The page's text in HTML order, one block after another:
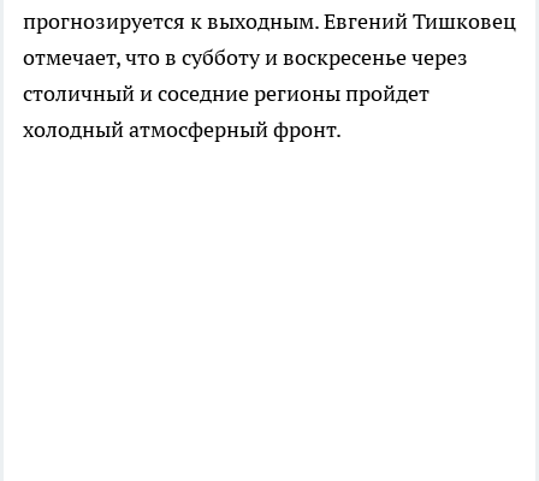
прогнозируется к выходным. Евгений Тишковец
отмечает, что в субботу и воскресенье через
столичный и соседние регионы пройдет
холодный атмосферный фронт.